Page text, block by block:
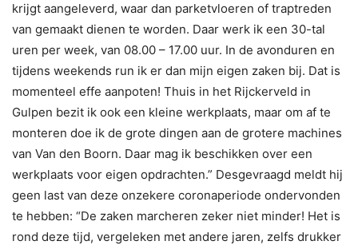
krijgt aangeleverd, waar dan parketvloeren of traptreden
van gemaakt dienen te worden. Daar werk ik een 30-tal
uren per week, van 08.00 – 17.00 uur. In de avonduren en
tijdens weekends run ik er dan mijn eigen zaken bij. Dat is
momenteel effe aanpoten! Thuis in het Rijckerveld in
Gulpen bezit ik ook een kleine werkplaats, maar om af te
monteren doe ik de grote dingen aan de grotere machines
van Van den Boorn. Daar mag ik beschikken over een
werkplaats voor eigen opdrachten.” Desgevraagd meldt hij
geen last van deze onzekere coronaperiode ondervonden
te hebben: “De zaken marcheren zeker niet minder! Het is
rond deze tijd, vergeleken met andere jaren, zelfs drukker